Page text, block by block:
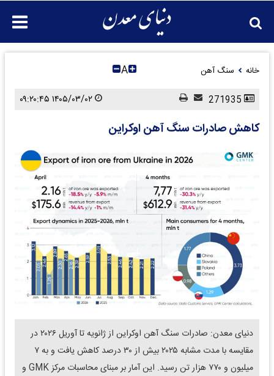
خانه سنگ آهن A
کاهش صادرات سنگ آهن اوکراین
دنیای معدن: صادرات سنگ آهن اوکراین از ژانویه تا آوریل ۲۰۲۶ در
مقایسه با مدت مشابه ۲۰۲۵ بیش از ۳۰ درصد کاهش یافت و به ۷
میلیون و ۷۷۰ هزار تن رسید. این آمار بر مبنای محاسبات مرکز GMK و